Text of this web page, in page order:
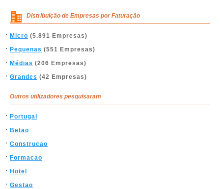
Distribuição de Empresas por Faturação
Micro (5.891 Empresas)
Pequenas (551 Empresas)
Médias (206 Empresas)
Grandes (42 Empresas)
Outros utilizadores pesquisaram
Portugal
Betao
Construcao
Formacao
Hotel
Gestao